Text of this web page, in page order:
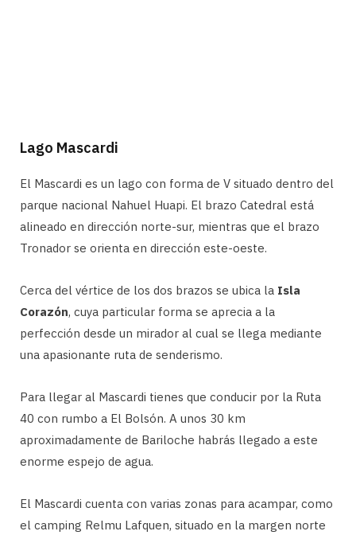
Lago Mascardi
El Mascardi es un lago con forma de V situado dentro del
parque nacional Nahuel Huapi. El brazo Catedral está
alineado en dirección norte-sur, mientras que el brazo
Tronador se orienta en dirección este-oeste.
Cerca del vértice de los dos brazos se ubica la Isla
Corazón, cuya particular forma se aprecia a la
perfección desde un mirador al cual se llega mediante
una apasionante ruta de senderismo.
Para llegar al Mascardi tienes que conducir por la Ruta
40 con rumbo a El Bolsón. A unos 30 km
aproximadamente de Bariloche habrás llegado a este
enorme espejo de agua.
El Mascardi cuenta con varias zonas para acampar, como
el camping Relmu Lafquen, situado en la margen norte